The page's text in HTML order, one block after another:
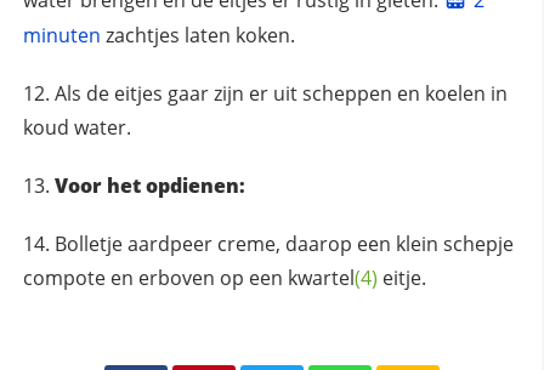
minuten zachtjes laten koken.
Als de eitjes gaar zijn er uit scheppen en koelen in
koud water.
Voor het opdienen:
Bolletje aardpeer creme, daarop een klein schepje
compote en erboven op een kwartel(4) eitje.